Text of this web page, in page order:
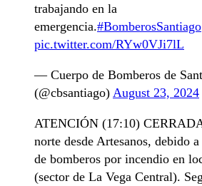
trabajando en la
emergencia.#BomberosSantiago
pic.twitter.com/RYw0VJi7lL
— Cuerpo de Bomberos de
(@cbsantiago) August 23, 2024
ATENCIÓN (17:10)
norte desde Artesanos, debido
de bomberos por incendio en
(sector de La Vega Central).